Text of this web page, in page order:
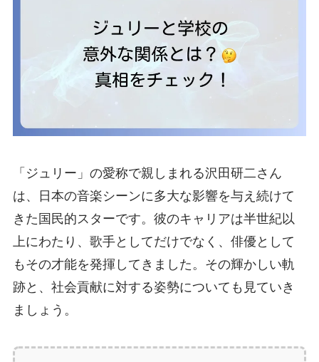
「ジュリー」の愛称で親しまれる沢田研二さん
は、日本の音楽シーンに多大な影響を与え続けて
きた国民的スターです。彼のキャリアは半世紀以
上にわたり、歌手としてだけでなく、俳優として
もその才能を発揮してきました。その輝かしい軌
跡と、社会貢献に対する姿勢についても見ていき
ましょう。